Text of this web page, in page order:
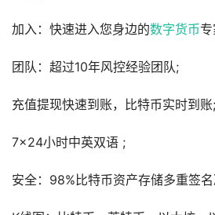
加入：快速进入您身边的数字货币专
团队：超过10年风控经验团队;
充值提现快速到账，比特币实时到账;
7×24小时中英双语 ;
安全：98%比特币资产存储多重签